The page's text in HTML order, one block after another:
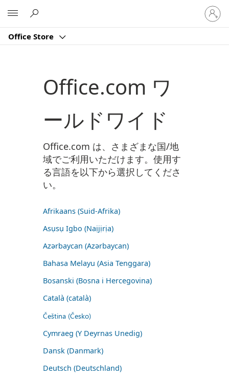
Office Store
ア
カ
ウ
Office.com ワ
ールドワイド
Office.com は、さまざまな国/地
域でご利用いただけます。使用す
る言語を以下から選択してくださ
い。
Afrikaans (Suid-Afrika)
Asụsụ Igbo (Naịjịrịa)
Azərbaycan (Azərbaycan)
Bahasa Melayu (Asia Tenggara)
Bosanski (Bosna i Hercegovina)
Català (català)
Čeština (Česko)
Cymraeg (Y Deyrnas Unedig)
Dansk (Danmark)
Deutsch (Deutschland)